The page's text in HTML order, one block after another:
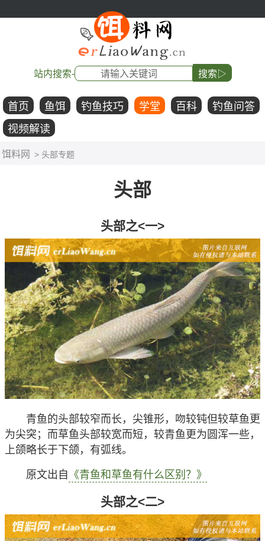
站内搜索- 搜索▷
首页 鱼饵 钓鱼技巧 学堂 百科
钓鱼问答
视频解读
饵料网 > 头部专题
头部
头部之<一>
青鱼的头部较窄而长，尖锥形，吻较钝但较草鱼更
为尖突；而草鱼头部较宽而短，较青鱼更为圆浑一些，
上颌略长于下颌，有弧线。
原文出自 《青鱼和草鱼有什么区别？》
头部之<二>